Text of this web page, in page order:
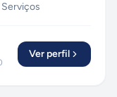
Ver perfil